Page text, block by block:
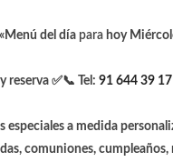
del día para hoy
reserva ✅📞 Tel: 91 644 39 17
especiales a medida
comuniones,